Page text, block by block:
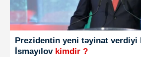
Prezidentin yeni təyinat verdiyi
İsmayılovkimdir ?